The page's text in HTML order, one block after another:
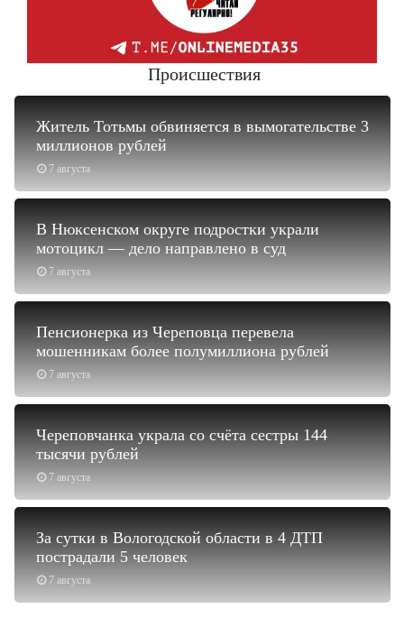
Происшествия
7 августа
Житель Тотьмы обвиняется в вымогательстве 3
миллионов рублей
7 августа
В Нюксенском округе подростки украли
мотоцикл — дело направлено в суд
7 августа
Пенсионерка из Череповца перевела
мошенникам более полумиллиона рублей
7 августа
Череповчанка украла со счёта сестры 144
тысячи рублей
7 августа
За сутки в Вологодской области в 4 ДТП
пострадали 5 человек